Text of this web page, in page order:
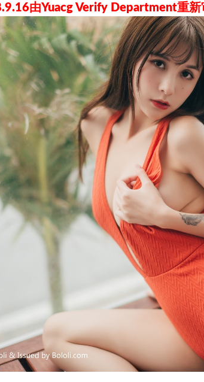
由Yuacg Verify Department重新